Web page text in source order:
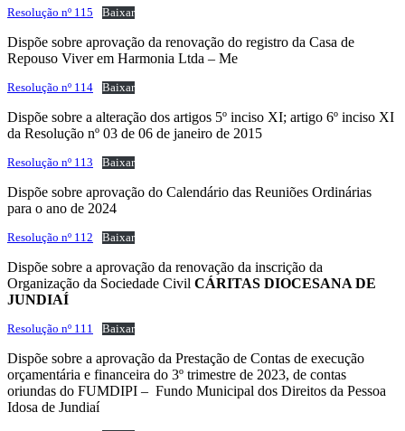
Resolução nº 115 Baixar
Dispõe sobre aprovação da renovação do registro da Casa de
Repouso Viver em Harmonia Ltda – Me
Resolução nº 114 Baixar
Dispõe sobre a alteração dos artigos 5º inciso XI; artigo 6º inciso XI
da Resolução nº 03 de 06 de janeiro de 2015
Resolução nº 113 Baixar
Dispõe sobre aprovação do Calendário das Reuniões Ordinárias
para o ano de 2024
Resolução nº 112 Baixar
Dispõe sobre a aprovação da renovação da inscrição da
Organização da Sociedade Civil CÁRITAS DIOCESANA DE
JUNDIAÍ
Resolução nº 111 Baixar
Dispõe sobre a aprovação da Prestação de Contas de execução
orçamentária e financeira do 3º trimestre de 2023, de contas
oriundas do FUMDIPI – Fundo Municipal dos Direitos da Pessoa
Idosa de Jundiaí